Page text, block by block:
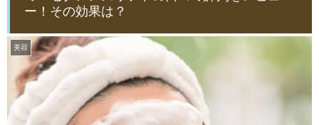
ー！その効果は？
美容